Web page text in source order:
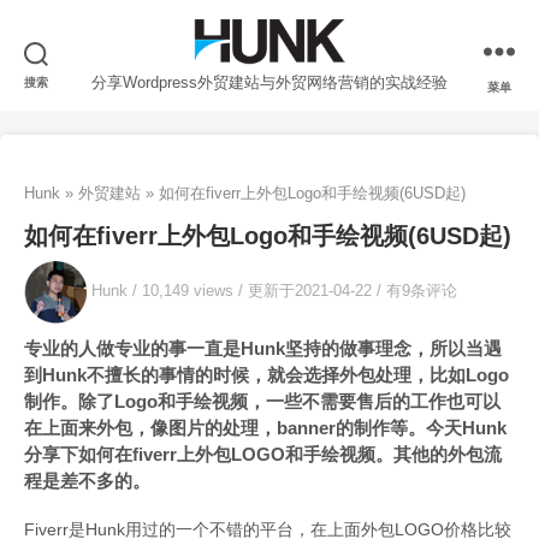
搜索 分享Wordpress外贸建站与外贸网络营销的实战经验 菜单
Hunk » 外贸建站 » 如何在fiverr上外包Logo和手绘视频(6USD起)
如何在fiverr上外包Logo和手绘视频(6USD起)
Hunk / 10,149 views / 更新于2021-04-22 / 有9条评论
专业的人做专业的事一直是Hunk坚持的做事理念，所以当遇
到Hunk不擅长的事情的时候，就会选择外包处理，比如Logo
制作。除了Logo和手绘视频，一些不需要售后的工作也可以
在上面来外包，像图片的处理，banner的制作等。今天Hunk
分享下如何在fiverr上外包LOGO和手绘视频。其他的外包流
程是差不多的。
Fiverr是Hunk用过的一个不错的平台，在上面外包LOGO价格比较